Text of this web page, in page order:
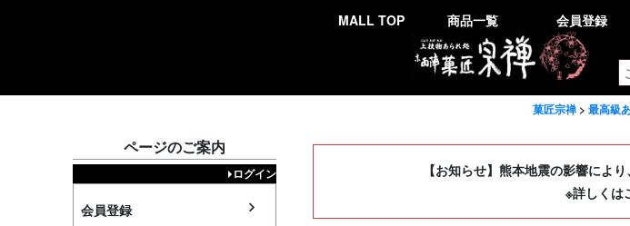
MALL TOP 商品一覧 会員登録
菓匠宗禅 最高級
ページのご案内
ログイン
会員登録
【お知らせ】熊本地震の影響によ
※詳しくは